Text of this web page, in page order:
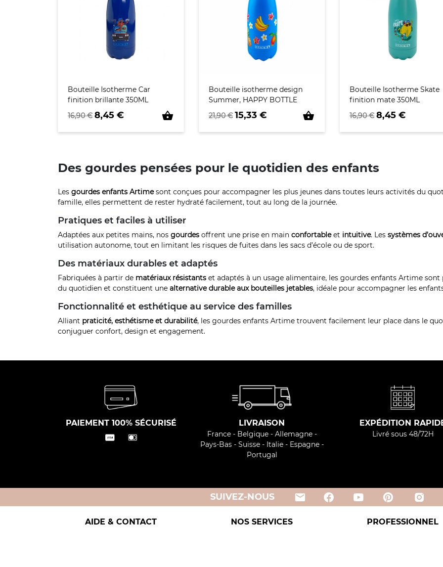
Bouteille Isotherme Car
finition brillante 350ML
Prix de base
16,90 € Prix
8,45 € shopping_basket
Bouteille isotherme design
Summer, HAPPY BOTTLE
Prix de base
21,90 € Prix
15,33 € shopping_basket
Bouteille Isotherme Skate
finition mate 350ML
Prix de base
16,90 € Prix
8,45 €
Des gourdes pensées pour le quotidien des enfants
Les gourdes enfants Artimesont conçues pour accompagner les plus jeunes dans toutes leurs activités du
famille, elles permettent de rester hydraté facilement, tout au long de la journée.
Pratiques et faciles à utiliser
Adaptées aux petites mains, nos gourdes offrent une prise en main confortableet intuitive. Les systèmes
utilisation autonome, tout en limitant les risques de fuites dans les sacs d’école ou de sport.
Des matériaux durables et adaptés
Fabriquées à partir de matériaux résistants et adaptés à un usage alimentaire, les gourdes enfants Artime sont
du quotidien et constituent une alternative durable aux bouteilles jetables, idéale pour accompagner les
Fonctionnalité et esthétique au service des familles
Alliant praticité, esthétisme et durabilité, les gourdes enfants Artime trouvent facilement leur place dans le
conjuguer confort, design et engagement.
PAIEMENT 100% SÉCURISÉ LIVRAISON
France - Belgique - Allemagne -
Pays-Bas - Suisse - Italie - Espagne -
Portugal
EXPÉDITION
Livré sous 48/72H
SUIVEZ-NOUS email
AIDE & CONTACT NOS SERVICES PROFESSIONNEL